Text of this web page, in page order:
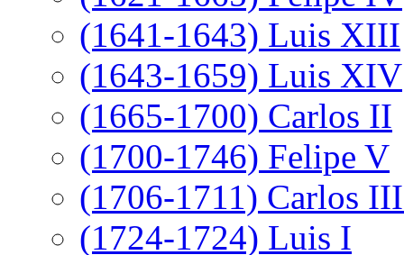
(1641-1643) Luis XIII
(1643-1659) Luis XIV
(1665-1700) Carlos II
(1700-1746) Felipe V
(1706-1711) Carlos
(1724-1724) Luis I